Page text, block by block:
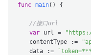
func main() {
//接口url
var url =
   contentType :=
   data :=